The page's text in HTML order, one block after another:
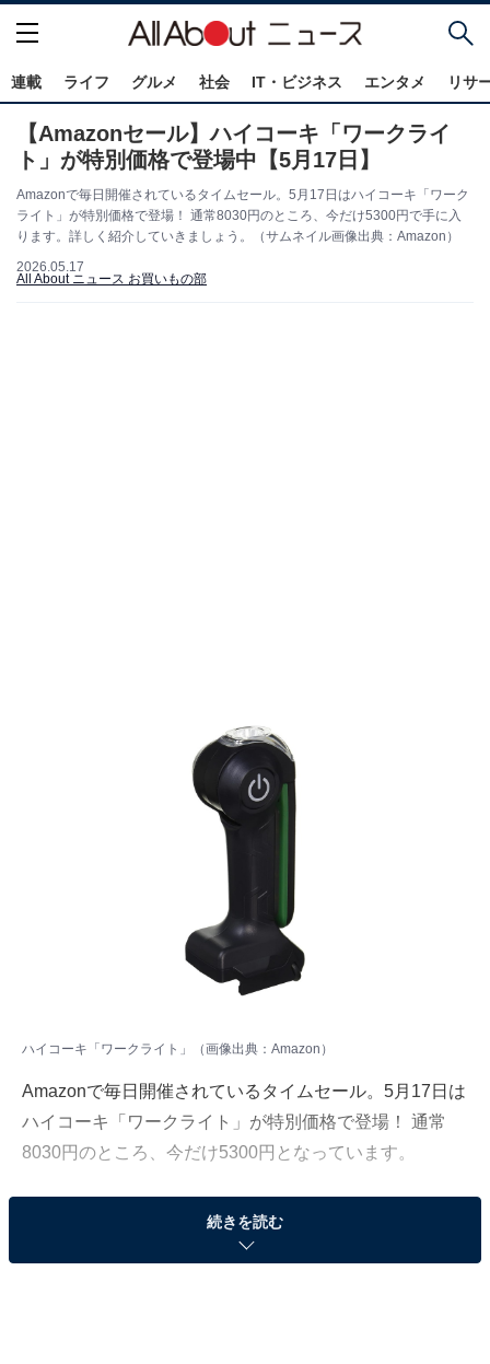
連載 ライフ グルメ 社会 IT・ビジネス エンタメ リサ
【Amazonセール】ハイコーキ「ワークライ
ト」が特別価格で登場中【5月17日】
Amazonで毎日開催されているタイムセール。5月17日はハイコーキ「ワーク
ライト」が特別価格で登場！ 通常8030円のところ、今だけ5300円で手に入
ります。詳しく紹介していきましょう。（サムネイル画像出典：Amazon）
2026.05.17
All About ニュース お買いもの部
ハイコーキ「ワークライト」（画像出典：Amazon）
Amazonで毎日開催されているタイムセール。5月17日は
ハイコーキ「ワークライト」が特別価格で登場！ 通常
8030円のところ、今だけ5300円となっています。
そのほかにも注目の商品がラインナップされているの
で、あわせて紹介していきましょう。
続きを読む